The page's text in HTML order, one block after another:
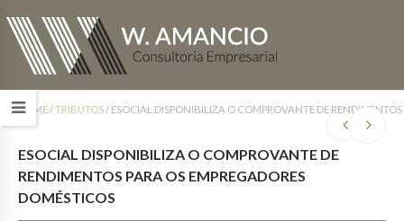
HOME/TRIBUTOS/ ESOCIAL DISPONIBILIZA O COMPROVANTE DE
ESOCIAL DISPONIBILIZA O COMPROVANTE DE
RENDIMENTOS PARA OS EMPREGADORES
DOMÉSTICOS